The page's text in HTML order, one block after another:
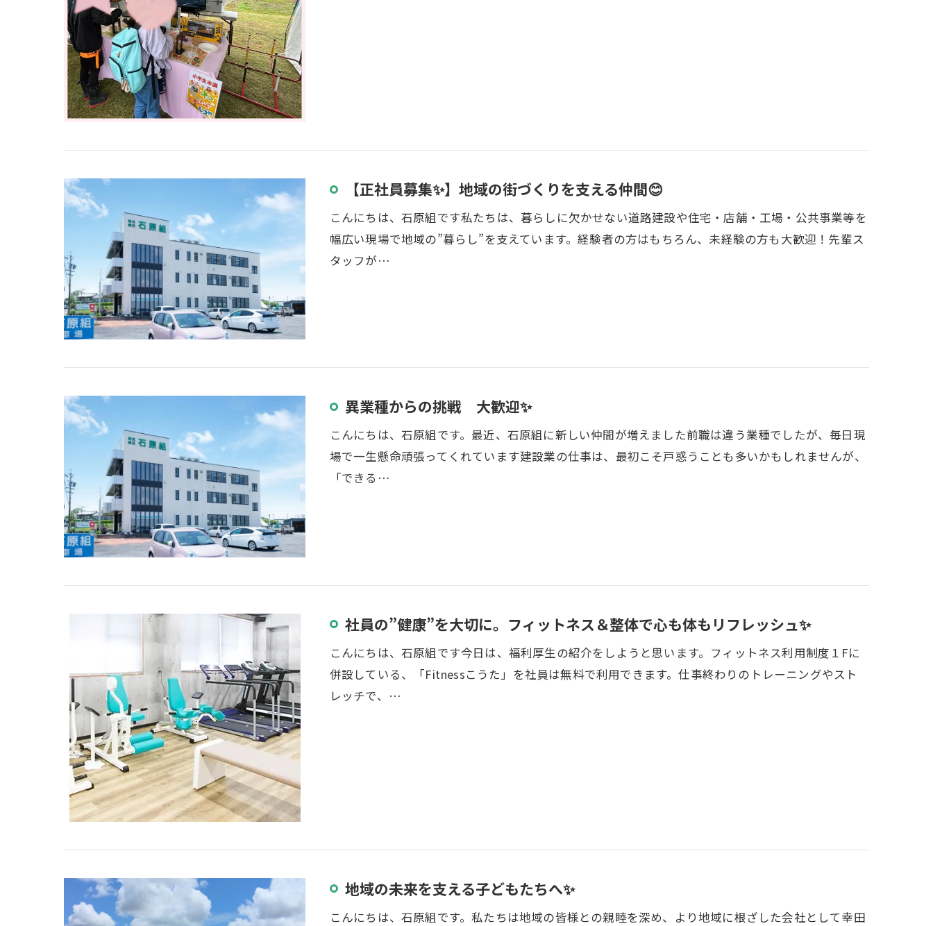
【正社員募集✨】地域の街づくりを支える仲間😊
こんにちは、石原組です私たちは、暮らしに欠かせない道路建設や住宅・店舗・工場・公共事業等を
幅広い現場で地域の”暮らし”を支えています。経験者の方はもちろん、未経験の方も大歓迎！先輩ス
タッフが…
異業種からの挑戦 大歓迎✨
こんにちは、石原組です。最近、石原組に新しい仲間が増えました前職は違う業種でしたが、毎日現
場で一生懸命頑張ってくれています建設業の仕事は、最初こそ戸惑うことも多いかもしれませんが、
「できる…
社員の”健康”を大切に。フィットネス＆整体で心も体もリフレッシュ✨
こんにちは、石原組です今日は、福利厚生の紹介をしようと思います。フィットネス利用制度１Fに
併設している、「Fitnessこうた」を社員は無料で利用できます。仕事終わりのトレーニングやスト
レッチで、…
地域の未来を支える子どもたちへ✨
こんにちは、石原組です。私たちは地域の皆様との親睦を深め、より地域に根ざした会社として幸田
お問い合わせ・ご相談はこちら